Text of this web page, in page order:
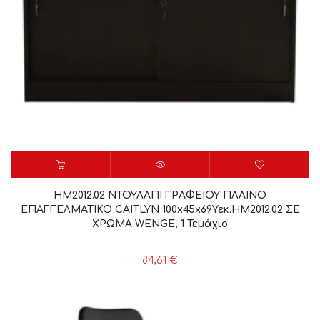
HM2012.02 ΝΤΟΥΛΑΠΙ ΓΡΑΦΕΙΟΥ ΠΛΑΙΝΟ
ΕΠΑΓΓΕΛΜΑΤΙΚΟ CAITLYN 100x45x69Υεκ.HM2012.02 ΣΕ
ΧΡΩΜΑ WENGE, 1 Τεμάχιο
84,61 €